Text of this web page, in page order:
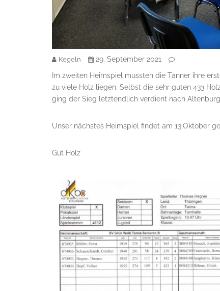
Kegeln
29. September 2021
Im zweiten Heimspiel mussten die Tänner ihre
zu viele Holz liegen. Selbst die sehr guten 433
ging der Sieg letztendlich verdient nach
Unser nächstes Heimspiel findet am 13.Oktober
Gut Holz